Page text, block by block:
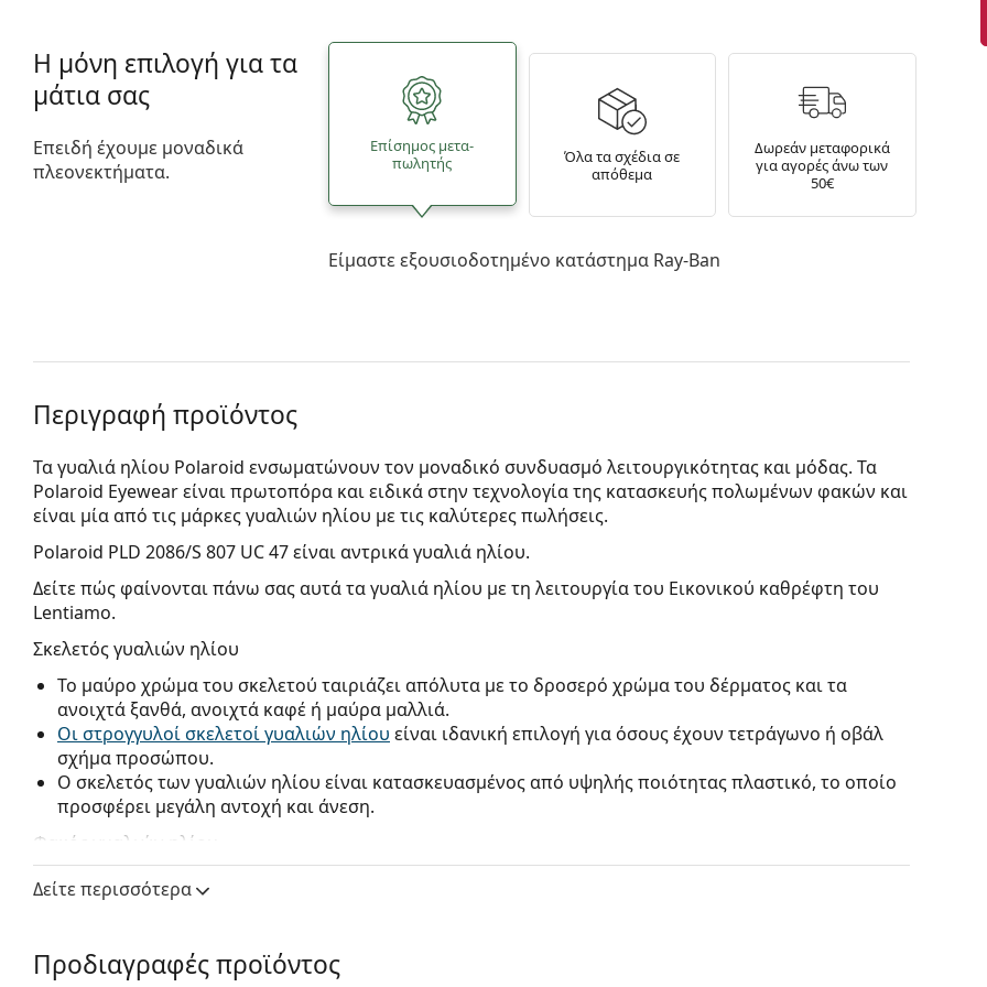
Η μόνη επιλογή για τα
μάτια σας
Επειδή έχουμε μοναδικά
πλεονεκτήματα.
Επίσημος μετα­
πωλητής
Όλα τα σχέδια σε
απόθεμα
Δωρεάν μεταφορικά
για αγορές άνω των
50€
Είμαστε εξουσιοδοτημένο κατάστημα Ray-Ban
Περιγραφή προϊόντος
Τα γυαλιά ηλίου Polaroid ενσωματώνουν τον μοναδικό συνδυασμό λειτουργικότητας και μόδας. Τα
Polaroid Eyewear είναι πρωτοπόρα και ειδικά στην τεχνολογία της κατασκευής πολωμένων φακών και
είναι μία από τις μάρκες γυαλιών ηλίου με τις καλύτερες πωλήσεις.
Polaroid PLD 2086/S 807 UC 47είναι αντρικά γυαλιά ηλίου.
Δείτε πώς φαίνονται πάνω σας αυτά τα γυαλιά ηλίου με τη λειτουργία του Εικονικού καθρέφτη του
Lentiamo.
Σκελετός γυαλιών ηλίου
Το μαύρο χρώμα του σκελετού ταιριάζει απόλυτα με το δροσερό χρώμα του δέρματος και τα
ανοιχτά ξανθά, ανοιχτά καφέ ή μαύρα μαλλιά.
Οι στρογγυλοί σκελετοί γυαλιών ηλίου είναι ιδανική επιλογή για όσους έχουν τετράγωνο ή οβάλ
σχήμα προσώπου.
Ο σκελετός των γυαλιών ηλίου είναι κατασκευασμένος από υψηλής ποιότητας πλαστικό, το οποίο
προσφέρει μεγάλη αντοχή και άνεση.
Φακός γυαλιών ηλίου
Οι πράσινοι φακοί μειώνουν την ένταση του φωτός χωρίς να επηρεάζουν την αντίθεση ή να
αλλοιώνουν τα χρώματα.
είναι το μικρό βάρος και η αντοχή στις ρωγμές.
Χάρη στη μοναδική τεχνολογία των
Δείτε περισσότερα
Προδιαγραφές προϊόντος